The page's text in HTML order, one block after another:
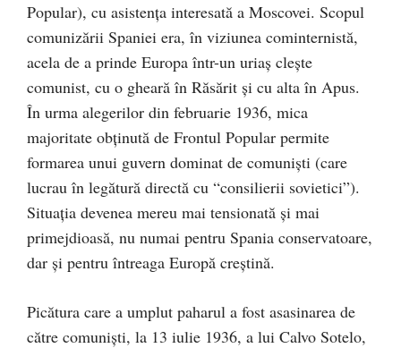
Popular), cu asistenţa interesată a Moscovei. Scopul
comunizării Spaniei era, în viziunea cominternistă,
acela de a prinde Europa într-un uriaş cleşte
comunist, cu o gheară în Răsărit şi cu alta în Apus.
În urma alegerilor din februarie 1936, mica
majoritate obţinută de Frontul Popular permite
formarea unui guvern dominat de comunişti (care
lucrau în legătură directă cu “consilierii sovietici”).
Situaţia devenea mereu mai tensionată şi mai
primejdioasă, nu numai pentru Spania conservatoare,
dar şi pentru întreaga Europă creştină.
Picătura care a umplut paharul a fost asasinarea de
către comunişti, la 13 iulie 1936, a lui Calvo Sotelo,